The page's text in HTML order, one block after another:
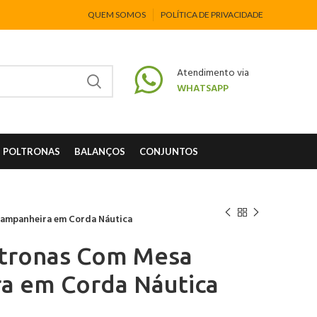
QUEM SOMOS POLÍTICA DE PRIVACIDADE
Atendimento via
WHATSAPP
POLTRONAS BALANÇOS CONJUNTOS
em Corda Náutica
Com Mesa
em Corda Náutica